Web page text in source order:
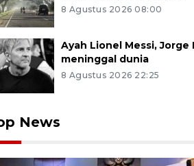
8 Agustus 2026 08:00
Ayah Lionel Messi, Jorge
meninggal dunia
8 Agustus 2026 22:25
News